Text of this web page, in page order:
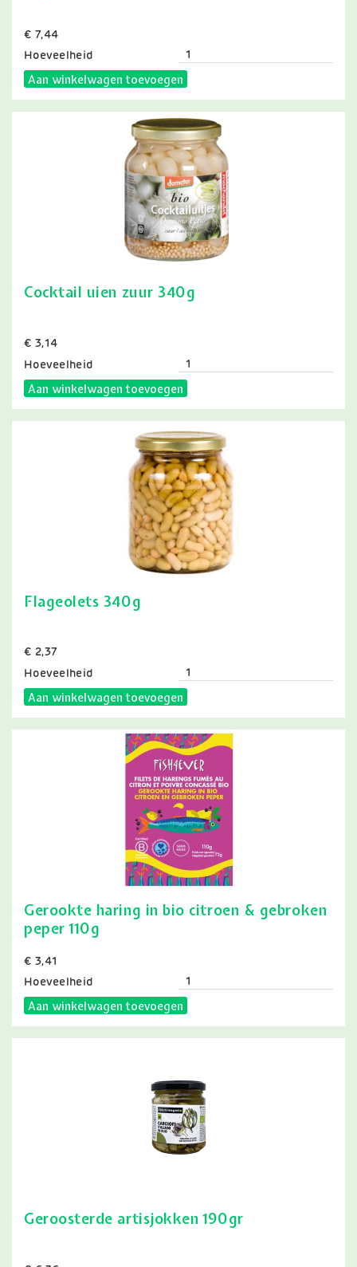
Prijs
€ 7,44
Hoeveelheid
Aan winkelwagen toevoegen
Cocktail uien zuur 340g
Prijs
€ 3,14
Hoeveelheid
Aan winkelwagen toevoegen
Flageolets 340g
Prijs
€ 2,37
Hoeveelheid
Aan winkelwagen toevoegen
Gerookte haring in bio citroen & gebroken
peper 110g
Prijs
€ 3,41
Hoeveelheid
Aan winkelwagen toevoegen
Geroosterde artisjokken 190gr